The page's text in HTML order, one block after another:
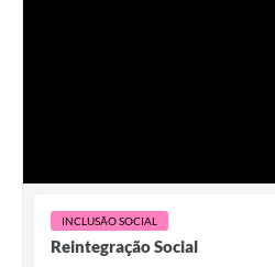
INCLUSÃO SOCIAL
Reintegração Social